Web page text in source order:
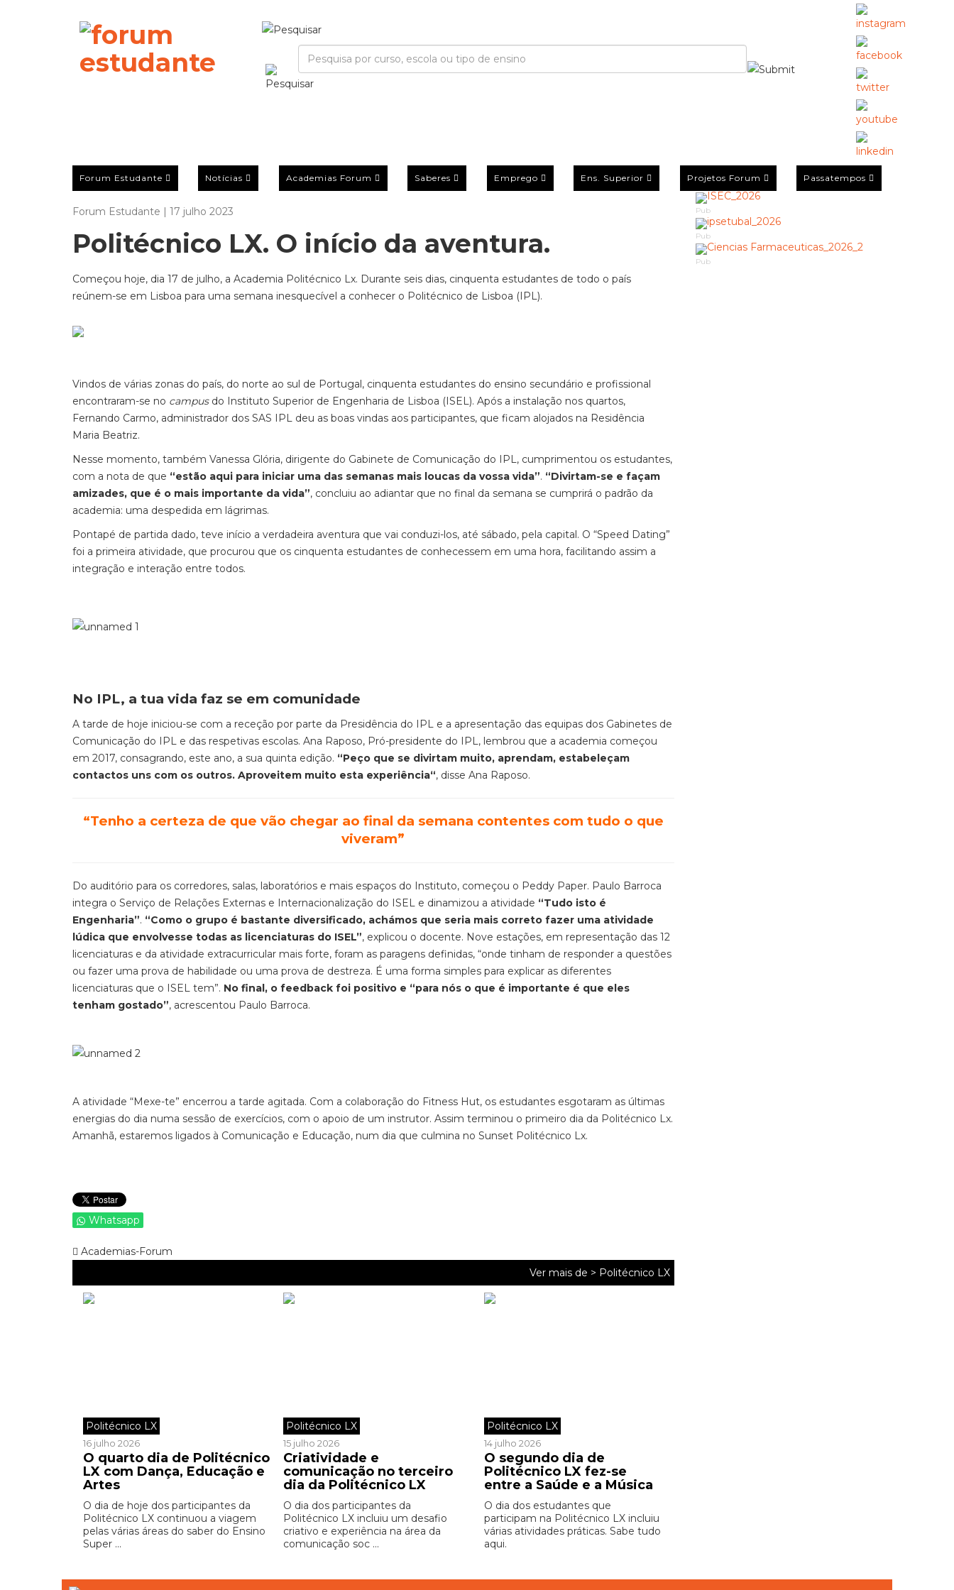
Forum Estudante Notícias Academias Forum Saberes Emprego Ens. Superior Projetos Forum Passatempos
Forum Estudante | 17 julho 2023
Politécnico LX. O início da aventura.
Começou hoje, dia 17 de julho, a Academia Politécnico Lx. Durante seis dias, cinquenta estudantes de todo o país
reúnem-se em Lisboa para uma semana inesquecível a conhecer o Politécnico de Lisboa (IPL).
Vindos de várias zonas do país, do norte ao sul de Portugal, cinquenta estudantes do ensino secundário e profissional
encontraram-se no campusdo Instituto Superior de Engenharia de Lisboa (ISEL). Após a instalação nos quartos,
Fernando Carmo, administrador dos SAS IPL deu as boas vindas aos participantes, que ficam alojados na Residência
Maria Beatriz.
Nesse momento, também Vanessa Glória, dirigente do Gabinete de Comunicação do IPL, cumprimentou os estudantes,
com a nota de que “estão aqui para iniciar uma das semanas mais loucas da vossa vida”. “Divirtam-se e façam
amizades, que é o mais importante da vida”, concluiu ao adiantar que no final da semana se cumprirá o padrão da
academia: uma despedida em lágrimas.
Pontapé de partida dado, teve início a verdadeira aventura que vai conduzi-los, até sábado, pela capital. O “Speed Dating”
foi a primeira atividade, que procurou que os cinquenta estudantes de conhecessem em uma hora, facilitando assim a
integração e interação entre todos.
No IPL, a tua vida faz se em comunidade
A tarde de hoje iniciou-se com a receção por parte da Presidência do IPL e a apresentação das equipas dos Gabinetes de
Comunicação do IPL e das respetivas escolas. Ana Raposo, Pró-presidente do IPL, lembrou que a academia começou
em 2017, consagrando, este ano, a sua quinta edição. “Peço que se divirtam muito, aprendam, estabeleçam
contactos uns com os outros. Aproveitem muito esta experiência“, disse Ana Raposo.
“Tenho a certeza de que vão chegar ao final da semana contentes com tudo o que
viveram”
Do auditório para os corredores, salas, laboratórios e mais espaços do Instituto, começou o Peddy Paper. Paulo Barroca
integra o Serviço de Relações Externas e Internacionalização do ISEL e dinamizou a atividade “Tudo isto é
Engenharia”. “Como o grupo é bastante diversificado, achámos que seria mais correto fazer uma atividade
lúdica que envolvesse todas as licenciaturas do ISEL”, explicou o docente. Nove estações, em representação das 12
licenciaturas e da atividade extracurricular mais forte, foram as paragens definidas, “onde tinham de responder a questões
ou fazer uma prova de habilidade ou uma prova de destreza. É uma forma simples para explicar as diferentes
licenciaturas que o ISEL tem”. No final, o feedback foi positivo e “para nós o que é importante é que eles
tenham gostado”, acrescentou Paulo Barroca.
A atividade “Mexe-te” encerrou a tarde agitada. Com a colaboração do Fitness Hut, os estudantes esgotaram as últimas
energias do dia numa sessão de exercícios, com o apoio de um instrutor. Assim terminou o primeiro dia da Politécnico Lx.
Amanhã, estaremos ligados à Comunicação e Educação, num dia que culmina no Sunset Politécnico Lx.
Whatsapp
Academias-Forum
Ver mais de > Politécnico LX
Politécnico LX
16 julho 2026
O quarto dia de Politécnico
LX com Dança, Educação e
Artes
O dia de hoje dos participantes da
Politécnico LX continuou a viagem
pelas várias áreas do saber do Ensino
Super ...
Politécnico LX
15 julho 2026
Criatividade e
comunicação no terceiro
dia da Politécnico LX
O dia dos participantes da
Politécnico LX incluiu um desafio
criativo e experiência na área da
comunicação soc ...
Politécnico LX
14 julho 2026
O segundo dia de
Politécnico LX fez-se
entre a Saúde e a Música
O dia dos estudantes que
participam na Politécnico LX incluiu
várias atividades práticas. Sabe tudo
aqui.
Pub
Pub
Pub